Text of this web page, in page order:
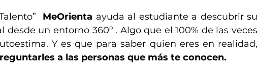
MeOrienta ayuda al estudiante a descubrir su
un entorno 360º . Algo que el 100% de las veces
a las personas que más te conocen.